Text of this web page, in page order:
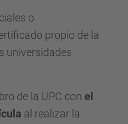
o
propio de la
universidades
de la UPC con el
al realizar la